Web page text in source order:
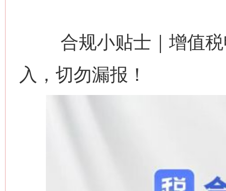
合规小贴士｜增值税
入，切勿漏报！